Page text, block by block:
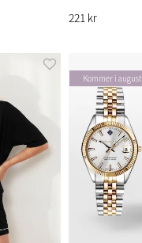
221 kr
Kommer i august